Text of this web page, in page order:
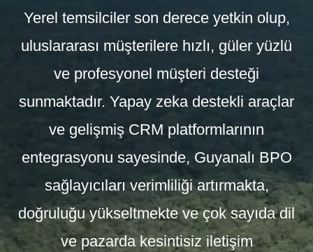
Yerel temsilciler son derece yetkin olup,
uluslararası müşterilere hızlı, güler yüzlü
ve profesyonel müşteri desteği
sunmaktadır. Yapay zeka destekli araçlar
ve gelişmiş CRM platformlarının
entegrasyonu sayesinde, Guyanalı BPO
sağlayıcıları verimliliği artırmakta,
doğruluğu yükseltmekte ve çok sayıda dil
ve pazarda kesintisiz iletişim